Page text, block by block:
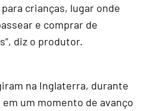
crianças, lugar onde
e comprar de
diz o produtor.
na Inglaterra, durante
um momento de avanço